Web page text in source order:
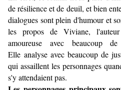
de résilience et de deuil, et bien
dialogues sont plein d'humour et
les propos de Viviane,
amoureuse avec beaucoup
Elle analyse avec beaucoup de
qui assaillent les personnages
s'y attendaient pas.